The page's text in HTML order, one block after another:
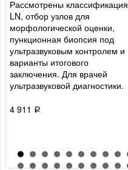
Рассмотрены классификация
LN, отбор узлов для
морфологической оценки,
пункционная биопсия под
ультразвуковым контролем и
варианты итогового
заключения. Для врачей
ультразвуковой диагностики.
4 911
Р